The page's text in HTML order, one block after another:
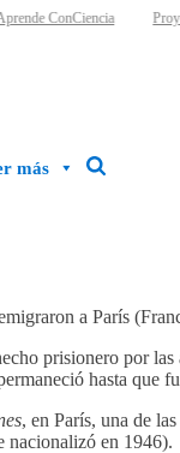
ConCiencia
más
a París
prisionero por
hasta que
, en París, una de
nacionalizó en 1946).